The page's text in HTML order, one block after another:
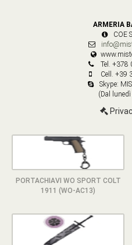
ARMERIA
COE
Tel. +378
Cell. +39
Skype:
(Dal
PORTACHIAVI WO SPORT COLT
1911 (WO-AC13)